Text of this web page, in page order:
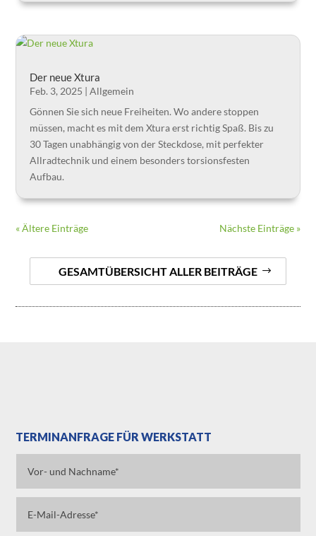
Der neue Xtura
Feb. 3, 2025 |Allgemein
Gönnen Sie sich neue Freiheiten. Wo andere stoppen
müssen, macht es mit dem Xtura erst richtig Spaß. Bis zu
30 Tagen unabhängig von der Steckdose, mit perfekter
Allradtechnik und einem besonders torsionsfesten
Aufbau.
« Ältere Einträge Nächste Einträge »
GESAMTÜBERSICHT ALLER BEITRÄGE
TERMINANFRAGE FÜR WERKSTATT